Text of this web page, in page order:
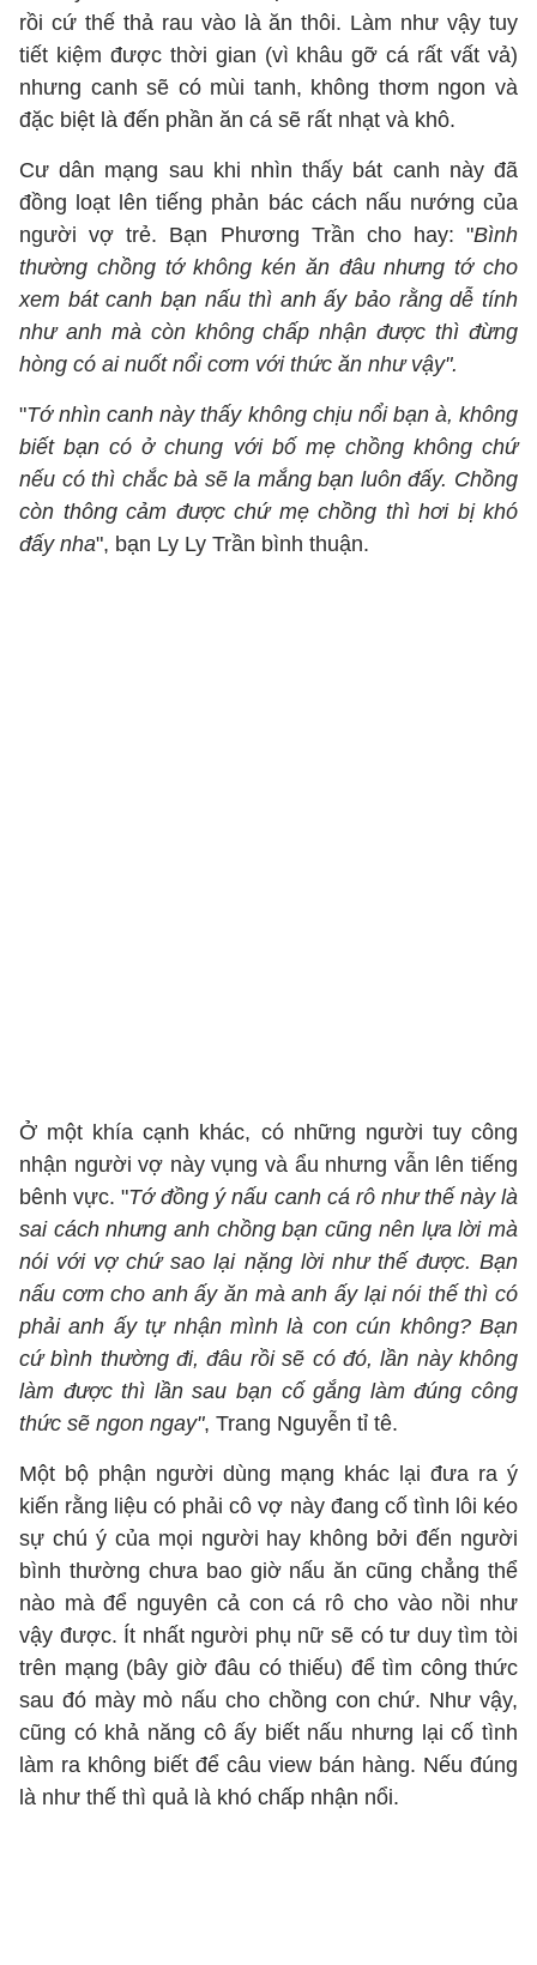
rồi cứ thế thả rau vào là ăn thôi. Làm như vậy tuy
tiết kiệm được thời gian (vì khâu gỡ cá rất vất vả)
nhưng canh sẽ có mùi tanh, không thơm ngon và
đặc biệt là đến phần ăn cá sẽ rất nhạt và khô.
Cư dân mạng sau khi nhìn thấy bát canh này đã
đồng loạt lên tiếng phản bác cách nấu nướng của
người vợ trẻ. Bạn Phương Trần cho hay: "Bình
thường chồng tớ không kén ăn đâu nhưng tớ cho
xem bát canh bạn nấu thì anh ấy bảo rằng dễ tính
như anh mà còn không chấp nhận được thì đừng
hòng có ai nuốt nổi cơm với thức ăn như vậy".
"Tớ nhìn canh này thấy không chịu nổi bạn à, không
biết bạn có ở chung với bố mẹ chồng không chứ
nếu có thì chắc bà sẽ la mắng bạn luôn đấy. Chồng
còn thông cảm được chứ mẹ chồng thì hơi bị khó
đấy nha", bạn Ly Ly Trần bình thuận.
Ở một khía cạnh khác, có những người tuy công
nhận người vợ này vụng và ẩu nhưng vẫn lên tiếng
bênh vực. "Tớ đồng ý nấu canh cá rô như thế này là
sai cách nhưng anh chồng bạn cũng nên lựa lời mà
nói với vợ chứ sao lại nặng lời như thế được. Bạn
nấu cơm cho anh ấy ăn mà anh ấy lại nói thế thì có
phải anh ấy tự nhận mình là con cún không? Bạn
cứ bình thường đi, đâu rồi sẽ có đó, lần này không
làm được thì lần sau bạn cố gắng làm đúng công
thức sẽ ngon ngay", Trang Nguyễn tỉ tê.
Một bộ phận người dùng mạng khác lại đưa ra ý
kiến rằng liệu có phải cô vợ này đang cố tình lôi kéo
sự chú ý của mọi người hay không bởi đến người
bình thường chưa bao giờ nấu ăn cũng chẳng thể
nào mà để nguyên cả con cá rô cho vào nồi như
vậy được. Ít nhất người phụ nữ sẽ có tư duy tìm tòi
trên mạng (bây giờ đâu có thiếu) để tìm công thức
sau đó mày mò nấu cho chồng con chứ. Như vậy,
cũng có khả năng cô ấy biết nấu nhưng lại cố tình
làm ra không biết để câu view bán hàng. Nếu đúng
là như thế thì quả là khó chấp nhận nổi.